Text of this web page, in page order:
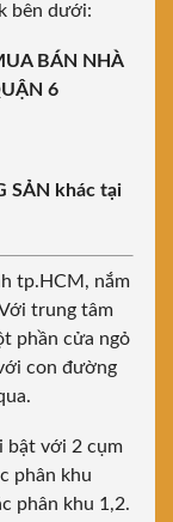
bên dưới:
BÁN NHÀ
6
SẢN khác tại
tp.HCM, nắm
trung tâm
phần cửa ngỏ
con đường
bật với 2 cụm
phân khu
phân khu 1,2.